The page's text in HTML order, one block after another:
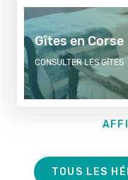
Gîtes en Corse
CONSULTER LES GÎTES
TOUS LES